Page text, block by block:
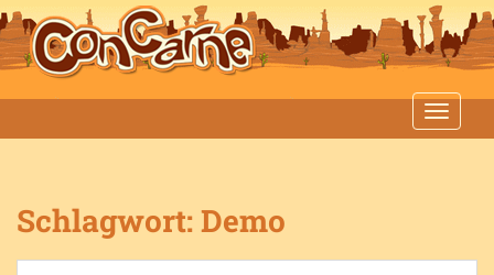
S
k
i
o
Schlagwort:Demo